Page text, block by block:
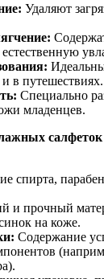
Удаляют
в путешествиях.
Специально
младенцев.
спирта,
и прочный
на коже.
Содержание